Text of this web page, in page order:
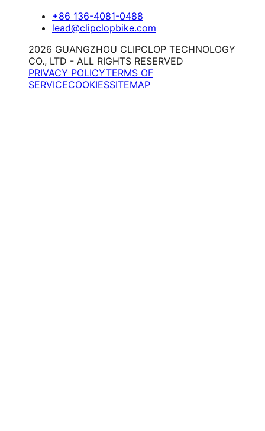
+86 136-4081-0488
lead@clipclopbike.com
2026 GUANGZHOU CLIPCLOP TECHNOLOGY
CO., LTD - ALL RIGHTS RESERVED
PRIVACY POLICYTERMS OF
SERVICECOOKIESSITEMAP